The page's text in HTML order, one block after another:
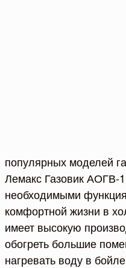
популярных моделей
Лемакс Газовик АОГВ-
необходимыми
комфортной жизни в
имеет высокую
обогреть большие
нагревать воду в